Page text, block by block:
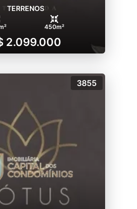
TERRENOS
450m²
2.099.000
3855